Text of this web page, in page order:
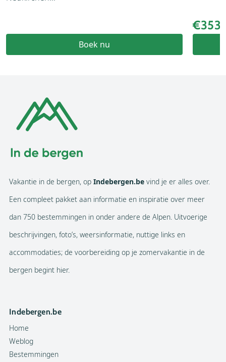
Boek nu
Vakantie in de bergen, op Indebergen.be vind je er alles over.
Een compleet pakket aan informatie en inspiratie over meer
dan 750 bestemmingen in onder andere de Alpen. Uitvoerige
beschrijvingen, foto’s, weersinformatie, nuttige links en
accommodaties; de voorbereiding op je zomervakantie in de
bergen begint hier.
Indebergen.be
Home
Weblog
Bestemmingen